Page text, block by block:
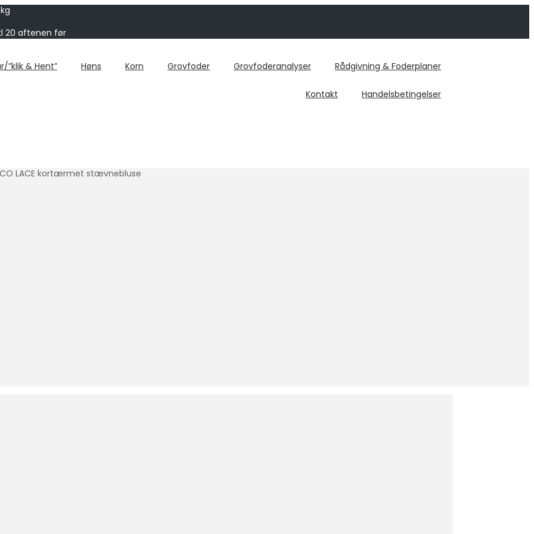
20 aftenen før
”klik & Hent” Høns Korn Grovfoder Grovfoderanalyser Rådgivning & Foderplaner
Kontakt Handelsbetingelser
LACE kortærmet stævnebluse